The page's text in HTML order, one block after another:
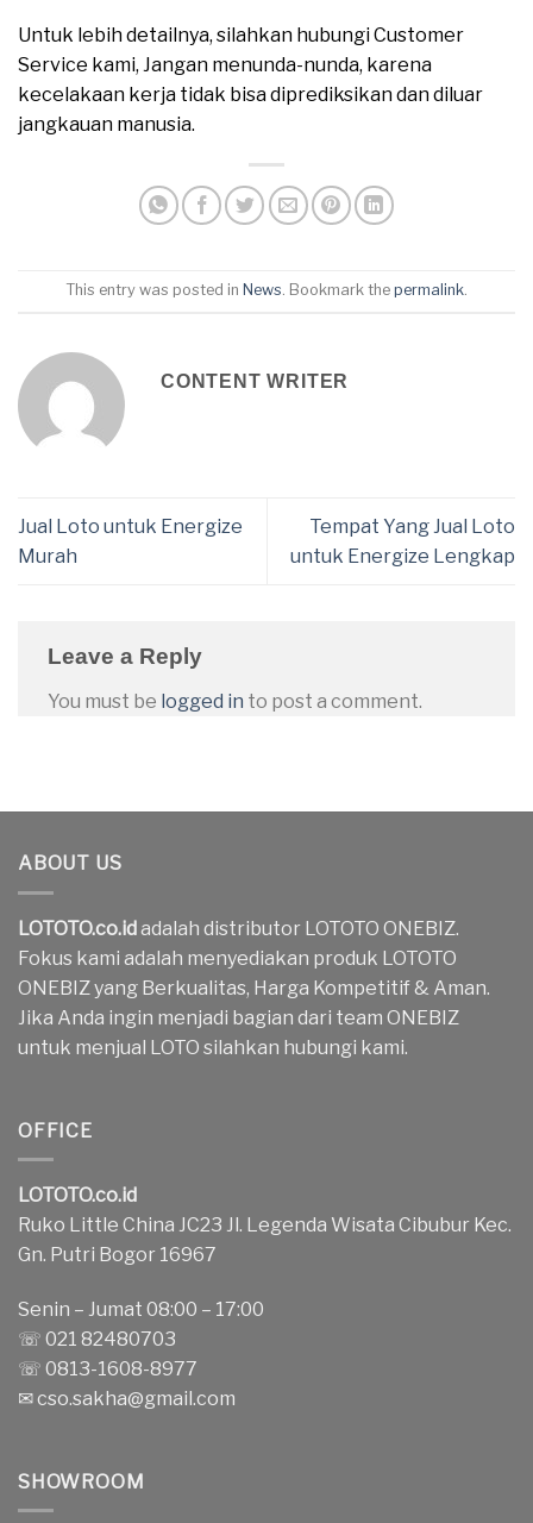
Untuk lebih detailnya, silahkan hubungi Customer
Service kami, Jangan menunda-nunda, karena
kecelakaan kerja tidak bisa diprediksikan dan diluar
jangkauan manusia.
This entry was posted in News. Bookmark the permalink.
CONTENT WRITER
Jual Loto untuk Energize
Murah
Tempat Yang Jual Loto
untuk Energize Lengkap
Leave a Reply
You must be logged in to post a comment.
ABOUT US
LOTOTO.co.idadalah distributor LOTOTO ONEBIZ.
Fokus kami adalah menyediakan produk LOTOTO
ONEBIZ yang Berkualitas, Harga Kompetitif & Aman.
Jika Anda ingin menjadi bagian dari team ONEBIZ
untuk menjual LOTO silahkan hubungi kami.
OFFICE
LOTOTO.co.id
Ruko Little China JC23 Jl. Legenda Wisata Cibubur Kec.
Gn. Putri Bogor 16967
Senin – Jumat 08:00 – 17:00
☏ 021 82480703
☏ 0813-1608-8977
✉cso.sakha@gmail.com
SHOWROOM